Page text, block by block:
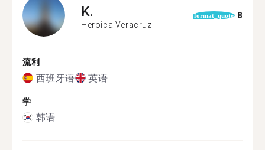
K.
Heroica Veracruz
format_quote 8
流利
西班牙语 英语
学
韩语